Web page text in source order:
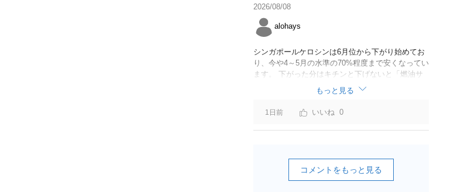
2026/08/08
alohays
シンガポールケロシンは6月位から下がり始めてお
り、今や4～5月の水準の70%程度まで安くなってい
ます。 下がった分はキチンと下げないと「燃油サ
ーチャージ＝利益」と判断されますよ。
もっと見る
1日前 0
コメントをもっと見る